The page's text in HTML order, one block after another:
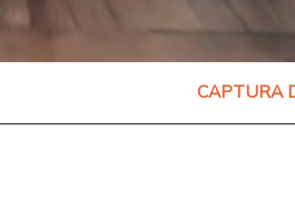
CAPTURA